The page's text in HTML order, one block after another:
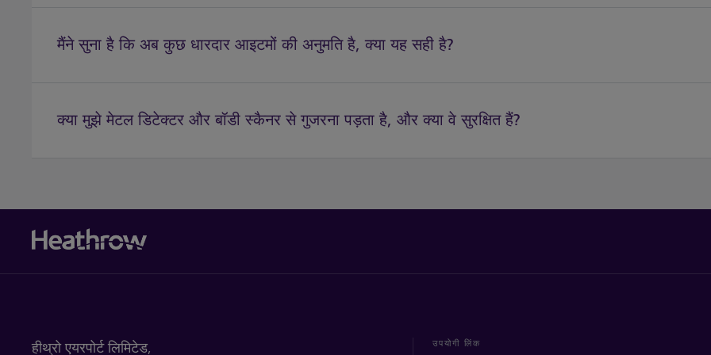
मैंने सुना है कि अब कुछ धारदार आइटमों की अनुमति है, क्या यह सही है?
क्या मुझे मेटल डिटेक्टर और बॉडी स्कैनर से गुजरना पड़ता है, और क्या वे सुरक्षित हैं?
हीथ्रो एयरपोर्ट लिमिटेड, उपयोगी लिंक